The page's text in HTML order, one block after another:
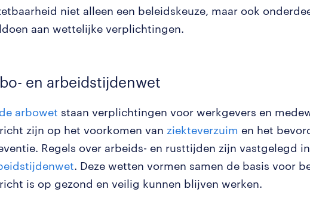
niet alleen een beleidskeuze, maar ook
aan wettelijke verplichtingen.
en arbeidstijdenwet
de arbowet staan verplichtingen voor werkgevers en
zijn op het voorkomen van ziekteverzuim en het
Regels over arbeids- en rusttijden zijn vastgelegd in
. Deze wetten vormen samen de basis voor
is op gezond en veilig kunnen blijven werken.